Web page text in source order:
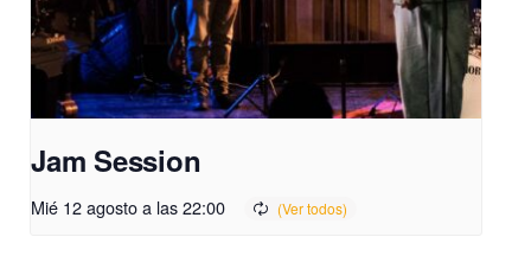
Jam Session
Mié 12 agosto a las 22:00